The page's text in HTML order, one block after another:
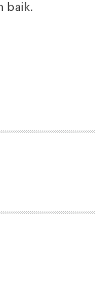
baik.